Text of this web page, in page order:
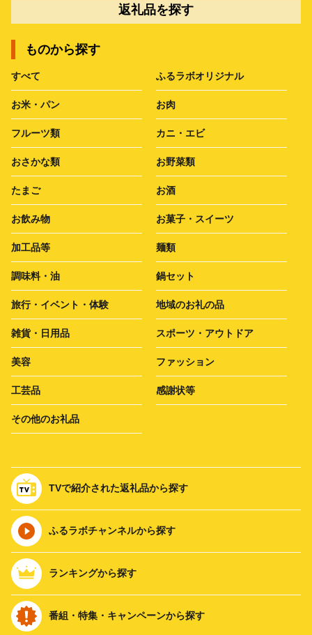
返礼品を探す
ものから探す
すべて ふるラボオリジナル
お米・パン お肉
フルーツ類 カニ・エビ
おさかな類 お野菜類
たまご お酒
お飲み物 お菓子・スイーツ
加工品等 麺類
調味料・油 鍋セット
旅行・イベント・体験 地域のお礼の品
雑貨・日用品 スポーツ・アウトドア
美容 ファッション
工芸品 感謝状等
その他のお礼品
TVで紹介された返礼品から探す
ふるラボチャンネルから探す
ランキングから探す
番組・特集・キャンペーンから探す